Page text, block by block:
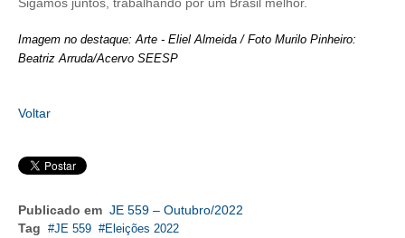
CAMPANHAS SALARIAIS
PALAVRA DO MURILO
JORNAL DO ENGENHEIRO
Sigamos juntos, trabalhando por um Brasil melhor.
Imagem no destaque: Arte - Eliel Almeida / Foto Murilo Pinheiro:
Beatriz Arruda/Acervo SEESP
Voltar
Publicado em JE 559 – Outubro/2022
Tag
JE 559 Eleições 2022